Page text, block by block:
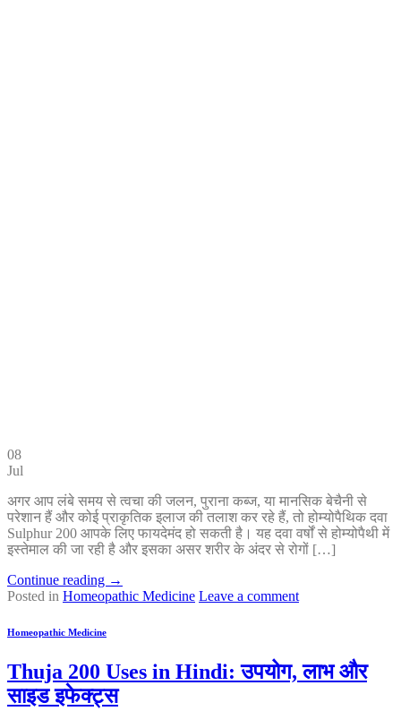
08
Jul
अगर आप लंबे समय से त्वचा की जलन, पुराना कब्ज, या मानसिक बेचैनी से
परेशान हैं और कोई प्राकृतिक इलाज की तलाश कर रहे हैं, तो होम्योपैथिक दवा
Sulphur 200 आपके लिए फायदेमंद हो सकती है। यह दवा वर्षों से होम्योपैथी में
इस्तेमाल की जा रही है और इसका असर शरीर के अंदर से रोगों […]
Continue reading →
Posted in Homeopathic Medicine Leave a comment
Homeopathic Medicine
Thuja 200 Uses in Hindi: उपयोग, लाभ और
साइड इफेक्ट्स